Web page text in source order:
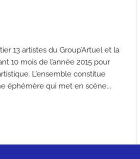
13 artistes du Group’Artuel et la
10 mois de l’année 2015 pour
L’ensemble constitue
éphémère qui met en scène...